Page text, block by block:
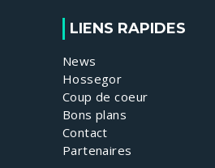
LIENS RAPIDES
News
Hossegor
Coup de coeur
Bons plans
Contact
Partenaires